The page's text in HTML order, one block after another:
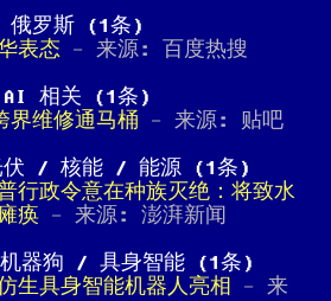
俄罗斯 (1条)
表态 - 来源: 百度热搜
AI 相关 (1条)
维修通马桶 - 来源: 贴吧
/ 核能 / 能源 (1条)
行政令意在种族灭绝：将致水
痪 - 来源: 澎湃新闻
器狗 / 具身智能 (1条)
生具身智能机器人亮相
- 来